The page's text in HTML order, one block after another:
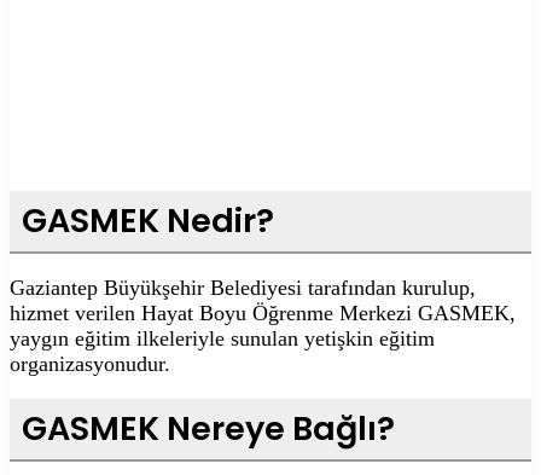
GASMEK Nedir?
Gaziantep Büyükşehir Belediyesi tarafından kurulup,
hizmet verilen Hayat Boyu Öğrenme Merkezi GASMEK,
yaygın eğitim ilkeleriyle sunulan yetişkin eğitim
organizasyonudur.
GASMEK Nereye Bağlı?